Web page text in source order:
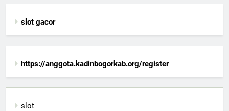
slot gacor
https://anggota.kadinbogorkab.org/register
slot